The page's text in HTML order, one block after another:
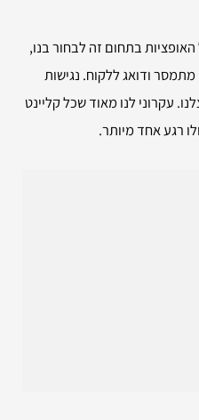
בתחום זה לבחור בנו,
מתמסר ודואג ללקוח. נגישות
עקרוני לנו מאוד שכל קליינט
רגע אחד מיותר.